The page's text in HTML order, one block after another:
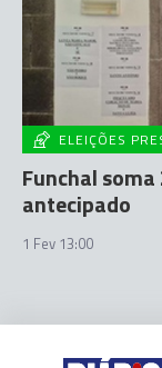
ELEIÇÕES
Funchal
antecipado
1 Fev 13:00